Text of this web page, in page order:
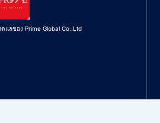
แลของ Prime Global Co.,Ltd